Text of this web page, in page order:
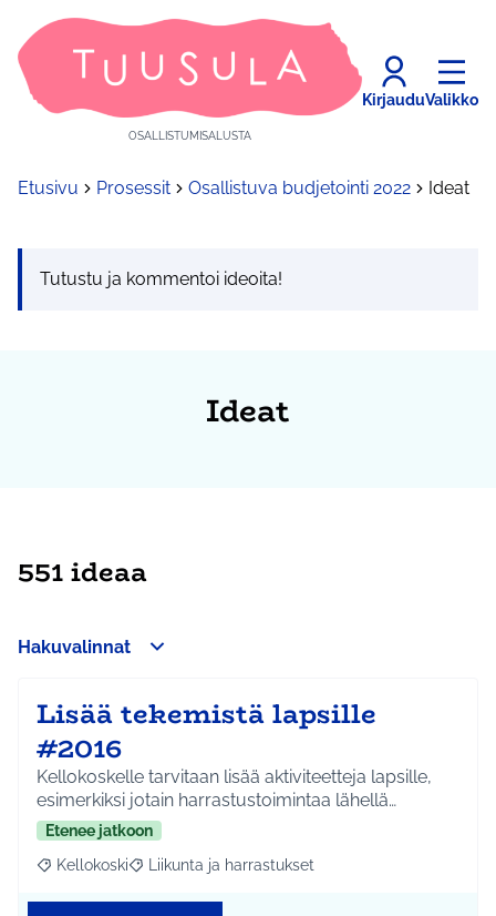
OSALLISTUMISALUSTA
KirjauduValikko
Etusivu Prosessit Osallistuva budjetointi 2022 Ideat
Tutustu ja kommentoi ideoita!
Ideat
551 ideaa
Hakuvalinnat
Lisää tekemistä lapsille
#2016
Kellokoskelle tarvitaan lisää aktiviteetteja lapsille,
esimerkiksi jotain harrastustoimintaa lähellä…
Etenee jatkoon
Rajaa tulokset aihepiirin mukaan: Kellokoski
Kellokoski Rajaa tulokset teeman mukaan: Liikunta ja
Liikunta ja harrastukset